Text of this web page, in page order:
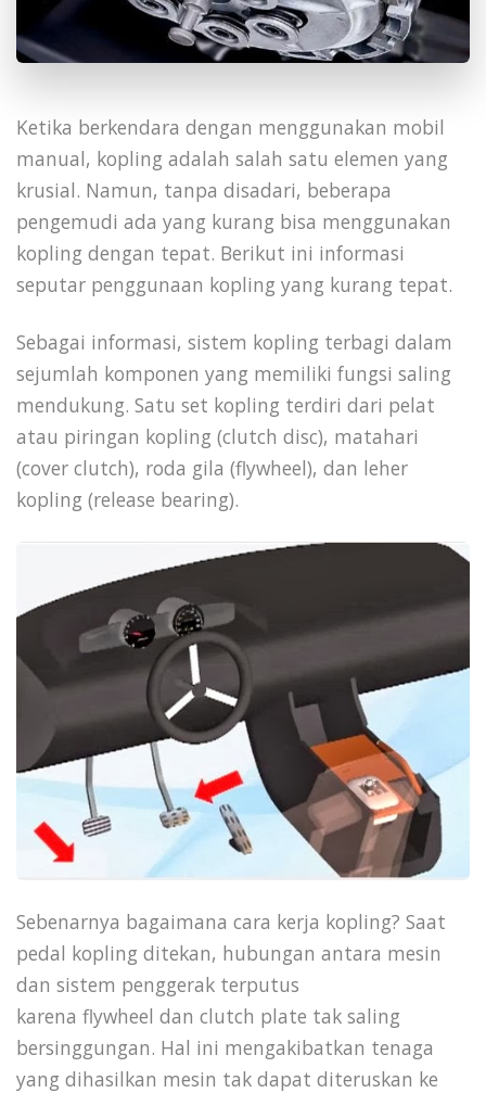
Ketika berkendara dengan menggunakan mobil
manual, kopling adalah salah satu elemen yang
krusial. Namun, tanpa disadari, beberapa
pengemudi ada yang kurang bisa menggunakan
kopling dengan tepat. Berikut ini informasi
seputar penggunaan kopling yang kurang tepat.
Sebagai informasi, sistem kopling terbagi dalam
sejumlah komponen yang memiliki fungsi saling
mendukung. Satu set kopling terdiri dari pelat
atau piringan kopling (clutch disc), matahari
(cover clutch), roda gila (flywheel), dan leher
kopling (release bearing).
Sebenarnya bagaimana cara kerja kopling? Saat
pedal kopling ditekan, hubungan antara mesin
dan sistem penggerak terputus
karena flywheel dan clutch plate tak saling
bersinggungan. Hal ini mengakibatkan tenaga
yang dihasilkan mesin tak dapat diteruskan ke